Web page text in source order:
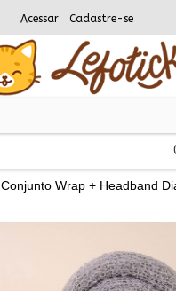
Acessar Cadastre-se
Conjunto Wrap + Headband